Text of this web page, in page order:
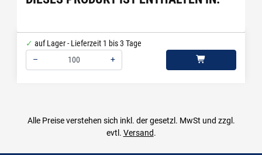
auf Lager - Lieferzeit 1 bis 3 Tage
–
+
Alle Preise verstehen sich inkl. der gesetzl. MwSt und zzgl.
evtl. Versand.